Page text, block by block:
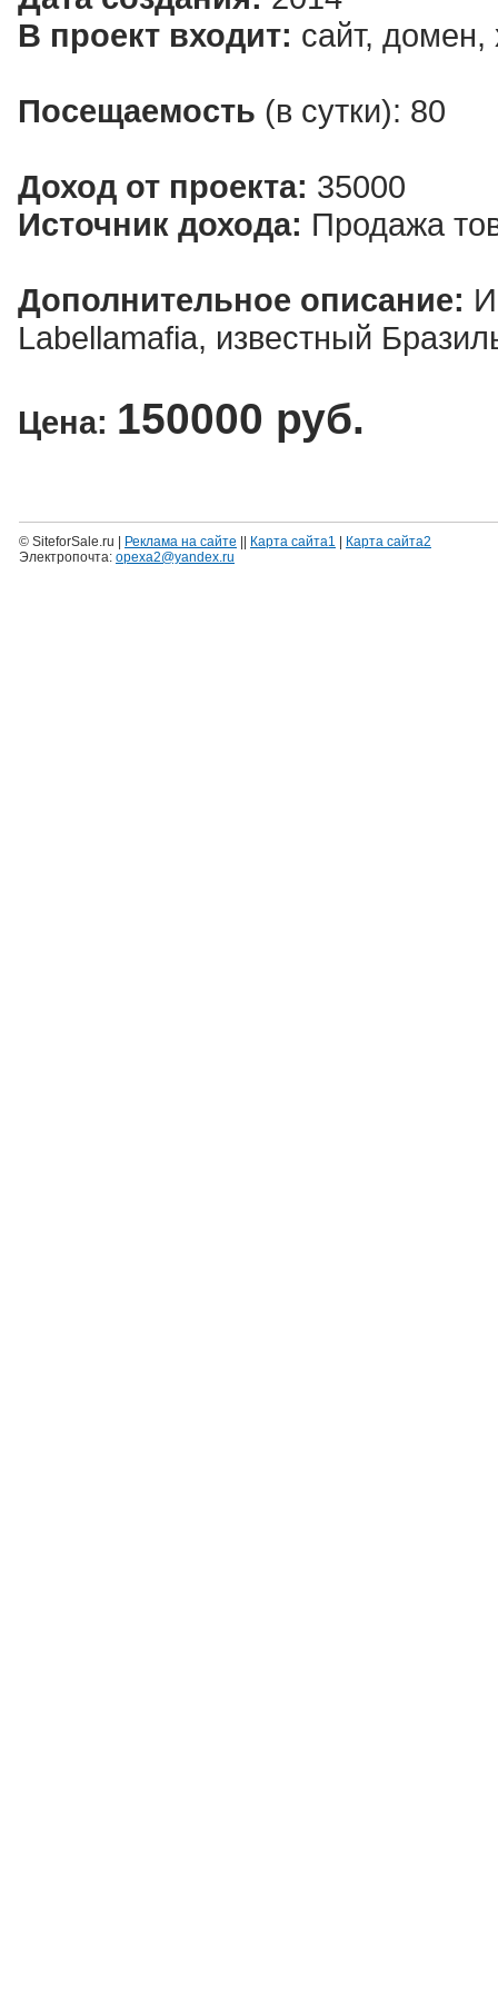
В проект входит: сайт, домен,
Посещаемость (в сутки): 80
Доход от проекта: 35000
Источник дохода: Продажа
Дополнительное описание:
Labellamafia, известный
Цена: 150000 руб.
© SiteforSale.ru | Реклама на сайте Карта сайта1
Карта сайта2
Электропочта: opexa2@yandex.ru